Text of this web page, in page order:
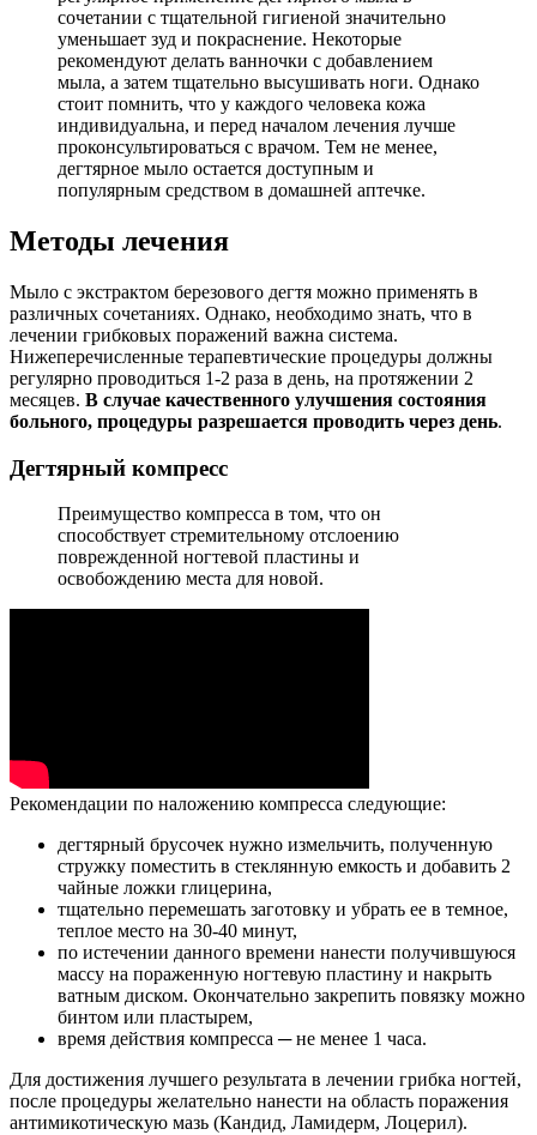
сочетании с тщательной гигиеной значительно
уменьшает зуд и покраснение. Некоторые
рекомендуют делать ванночки с добавлением
мыла, а затем тщательно высушивать ноги. Однако
стоит помнить, что у каждого человека кожа
индивидуальна, и перед началом лечения лучше
проконсультироваться с врачом. Тем не менее,
дегтярное мыло остается доступным и
популярным средством в домашней аптечке.
Методы лечения
Мыло с экстрактом березового дегтя можно применять в
различных сочетаниях. Однако, необходимо знать, что в
лечении грибковых поражений важна система.
Нижеперечисленные терапевтические процедуры должны
регулярно проводиться 1-2 раза в день, на протяжении 2
месяцев. В случае качественного улучшения состояния
больного, процедуры разрешается проводить через день.
Дегтярный компресс
Преимущество компресса в том, что он
способствует стремительному отслоению
поврежденной ногтевой пластины и
освобождению места для новой.
Рекомендации по наложению компресса следующие:
дегтярный брусочек нужно измельчить, полученную
стружку поместить в стеклянную емкость и добавить 2
чайные ложки глицерина,
тщательно перемешать заготовку и убрать ее в темное,
теплое место на 30-40 минут,
по истечении данного времени нанести получившуюся
массу на пораженную ногтевую пластину и накрыть
ватным диском. Окончательно закрепить повязку можно
бинтом или пластырем,
время действия компресса ─ не менее 1 часа.
Для достижения лучшего результата в лечении грибка ногтей,
после процедуры желательно нанести на область поражения
антимикотическую мазь (Кандид, Ламидерм, Лоцерил).